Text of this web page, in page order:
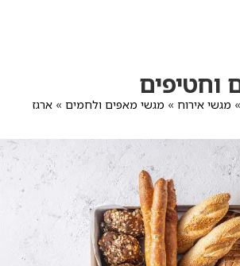
וחטיפים
» מגשי אירוח » מגשי מאפים ולחמים » ארגז